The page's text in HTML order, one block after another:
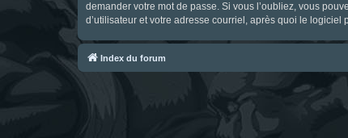
demander votre mot de passe. Si vous l’oubliez, vous
d’utilisateur et votre adresse courriel, après quoi le
Index du forum